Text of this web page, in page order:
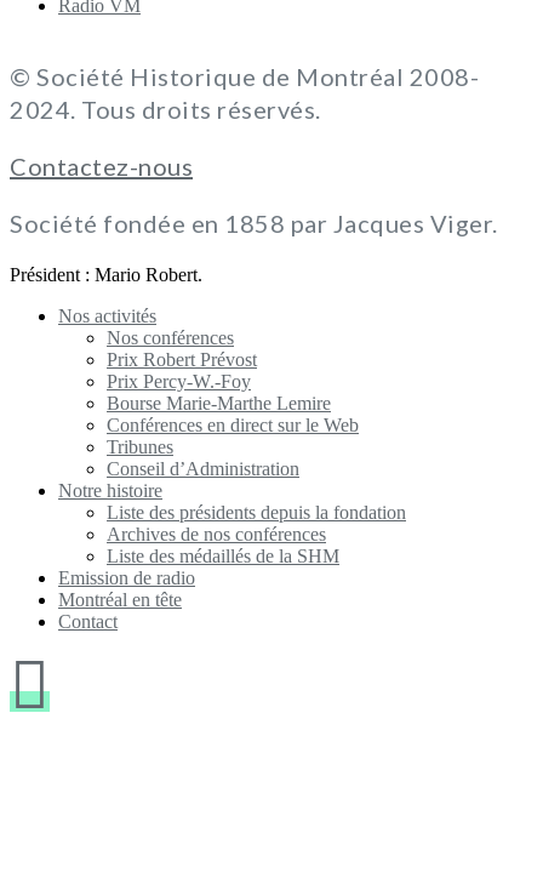
Radio VM
© Société Historique de Montréal 2008-
2024. Tous droits réservés.
Contactez-nous
Société fondée en 1858 par Jacques Viger.
Président : Mario Robert.
Nos activités
Nos conférences
Prix Robert Prévost
Prix Percy-W.-Foy
Bourse Marie-Marthe Lemire
Conférences en direct sur le Web
Tribunes
Conseil d’Administration
Notre histoire
Liste des présidents depuis la fondation
Archives de nos conférences
Liste des médaillés de la SHM
Emission de radio
Montréal en tête
Contact